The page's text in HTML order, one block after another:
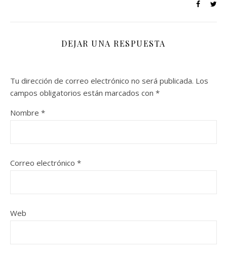
DEJAR UNA RESPUESTA
Tu dirección de correo electrónico no será publicada. Los
campos obligatorios están marcados con *
Nombre *
Correo electrónico *
Web